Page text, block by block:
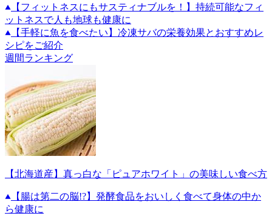
【フィットネスにもサスティナブルを！】持続可能なフィ
ットネスで人も地球も健康に
【手軽に魚を食べたい】冷凍サバの栄養効果とおすすめレ
シピをご紹介
週間ランキング
【北海道産】真っ白な「ピュアホワイト」の美味しい食べ方
【腸は第二の脳!?】発酵食品をおいしく食べて身体の中か
ら健康に